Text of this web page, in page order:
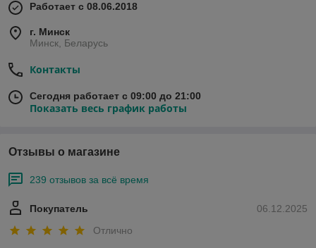
Работает с 08.06.2018
г. Минск
Минск, Беларусь
Контакты
Сегодня работает с 09:00 до 21:00
Показать весь график работы
Отзывы о магазине
239 отзывов за всё время
06.12.2025
Покупатель
Отлично